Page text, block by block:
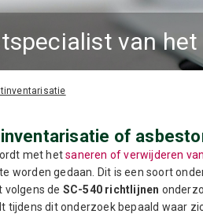
van het
of
met hetsaneren of verwijderen
worden gedaan. Dit is een soort
volgens de SC-540 richtlijnen
tijdens dit onderzoek bepaald waar